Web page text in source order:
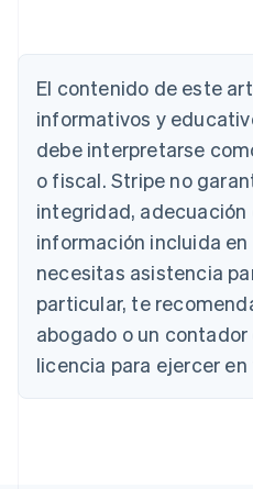
El contenido de este
informativos y
debe interpretarse
o fiscal. Stripe no
integridad, adecuación
información incluida en
necesitas asistencia
particular, te
abogado o un
licencia para ejercer
Alemania
Deutsch
Australia
English
Austria
Bélgica
NederlandsFrançaisDeutsch
Brasil
Português English
Bulgaria
English
Canadá
English Français
China continental